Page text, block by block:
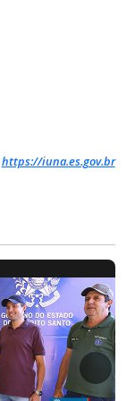
https://iuna.es.gov.br